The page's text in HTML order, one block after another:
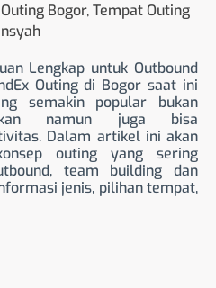
Bogor,Tempat Outing
Lengkap untuk Outbound
Outing di Bogor saat ini
semakin popular bukan
namun juga bisa
Dalam artikel ini akan
outing yang sering
team building dan
jenis, pilihan tempat,